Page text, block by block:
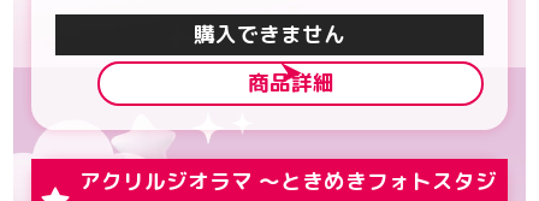
カートに入れる
商品詳細
アクリルジオラマ ～ときめきフォトスタジ